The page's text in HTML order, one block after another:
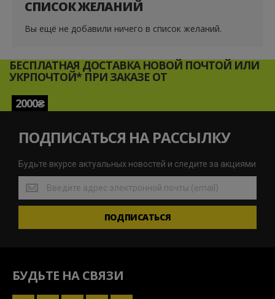
СПИСОК ЖЕЛАНИЙ
Вы ещё не добавили ничего в список желаний.
БЕСПЛАТНАЯ ДОСТАВКА НОВОЙ ПОЧТОЙ ИЛИ
УКРПОЧТОЙ* ПРИ ЗАКАЗЕ ОТ
2000₴
ПОДПИСАТЬСЯ НА РАССЫЛКУ
Будьте вкурсе актуальных новостей и следите за акциями
Будьте
вкурсе
актуальных
и
ПОДПИСАТЬСЯ
БУДЬТЕ НА СВЯЗИ